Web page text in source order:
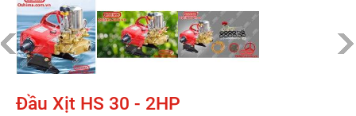
Đầu Xịt HS 30 - 2HP